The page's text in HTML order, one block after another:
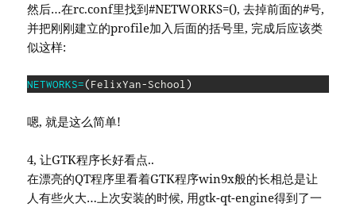
然后…在rc.conf里找到#NETWORKS=(), 去掉前面的#号,
并把刚刚建立的profile加入后面的括号里, 完成后应该类
似这样:
NETWORKS=(FelixYan-School)
嗯, 就是这么简单!
4, 让GTK程序长好看点..
在漂亮的QT程序里看着GTK程序win9x般的长相总是让
人有些火大…上次安装的时候, 用gtk-qt-engine得到了一